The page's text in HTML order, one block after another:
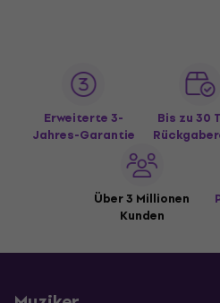
Erweiterte 3-
Jahres-Garantie
Bis zu 30
Über 3 Millionen
Kunden